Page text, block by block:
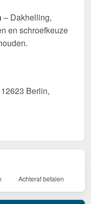
– Dakhelling,
en schroefkeuze
Berlin,
Achteraf betalen